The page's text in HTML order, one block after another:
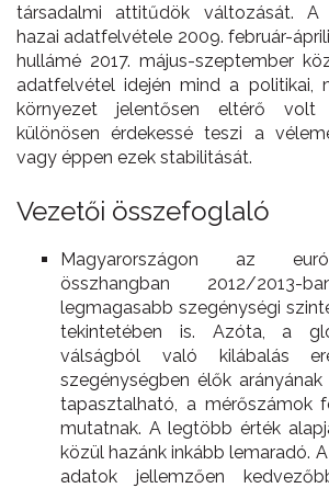
társadalmi attitűdök változását. A
hazai adatfelvétele 2009. február-
hullámé 2017. május-szeptember
adatfelvétel idején mind a politikai,
környezet jelentősen eltérő volt
különösen érdekessé teszi a
vagy éppen ezek stabilitását.
Vezetői összefoglaló
Magyarországon az
összhangban 2012/
legmagasabb szegénységi
tekintetében is. Azóta, a
válságból való kilábalás
szegénységben élők
tapasztalható, a mérőszámok
mutatnak. A legtöbb érték
közül hazánk inkább lemaradó.
adatok jellemzően